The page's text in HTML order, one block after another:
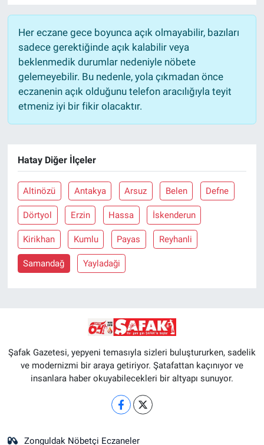
Her eczane gece boyunca açık olmayabilir, bazıları
sadece gerektiğinde açık kalabilir veya
beklenmedik durumlar nedeniyle nöbete
gelemeyebilir. Bu nedenle, yola çıkmadan önce
eczanenin açık olduğunu telefon aracılığıyla teyit
etmeniz iyi bir fikir olacaktır.
Hatay Diğer İlçeler
Altinözü Antakya Arsuz Belen Defne
Dörtyol Erzin Hassa İskenderun
Kirikhan Kumlu Payas Reyhanli
Samandağ Yayladaği
Şafak Gazetesi, yepyeni temasıyla sizleri buluştururken, sadelik
ve modernizmi bir araya getiriyor. Şatafattan kaçınıyor ve
insanlara haber okuyabilecekleri bir altyapı sunuyor.
Zonguldak Nöbetçi Eczaneler